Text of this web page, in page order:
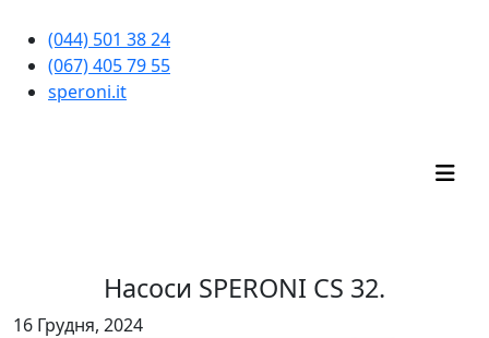
(044) 501 38 24
(067) 405 79 55
speroni.it
Насоси SPERONI CS 32.
16 Грудня, 2024